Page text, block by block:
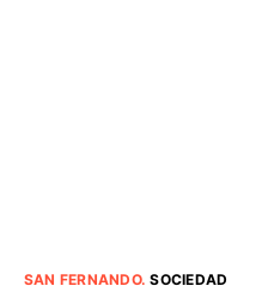
SAN FERNANDO.SOCIEDAD